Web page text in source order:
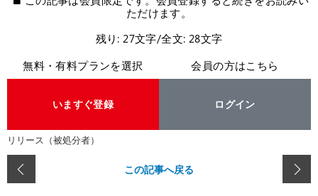
ただけます。
残り: 27文字/全文: 28文字
無料・有料プランを選択
いますぐ登録
会員の方はこちら
ログイン
リリース（被処分者）
この記事へ戻る